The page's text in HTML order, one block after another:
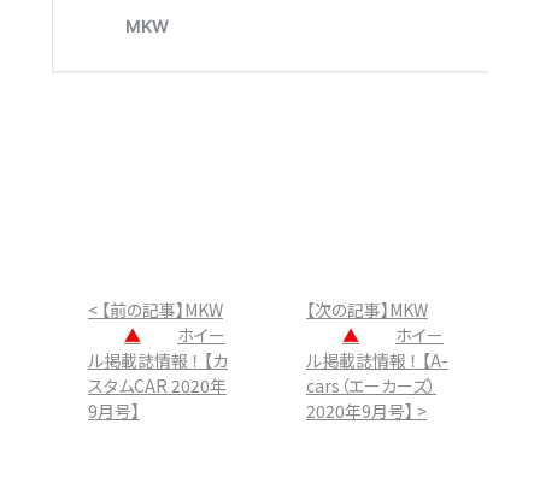
< 【前の記事】MKW
▲
ホイー
ル掲載誌情報 ！ 【カ
スタムCAR 2020年
9月号】
【次の記事】MKW
▲
ホイー
ル掲載誌情報 ！ 【A-
cars（エーカーズ）
2020年9月号】 >